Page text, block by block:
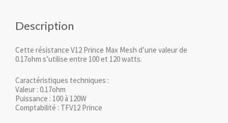
Description
Cette résistance V12 Prince Max Mesh d’une valeur de
0.17ohm s’utilise entre 100 et 120 watts.
Caractéristiques techniques :
Valeur : 0.17ohm
Puissance : 100 à 120W
Comptabilité : TFV12 Prince